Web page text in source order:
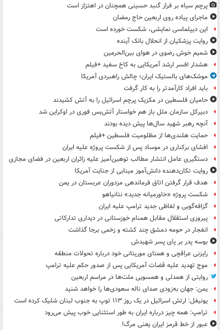
پرچم سیاه بر فراز گنبد حسینی همچنان در اهتزاز است
ماجرای پیاده روی اربعین حاج رمضان
این دیپلماسی نمایشی، شکست خورده است
روایت پزشکیان از انحلال بانک آینده
شمیم خوش رضوی در هوای بین‌الحرمین
هشدار افسر ارشد آمریکایی به کاخ سفید +فیلم
موشک‌های بالستیک ایران؛ چالش راهبردی آمریکا
باید افراد کارآمدتر را به کار گرفت
حامیان فلسطین در مکزیک پرچم اسرائیل را به آتش کشیدند
دبیرکل سازمان ملل باز هم خواستار آتش‌بس فوری در اوکراین شد
آنچه رهبر شهید سال‌ها پیش دیده بودند
حمایت هلندی‌ها از مظلومیت فلسطین +فیلم
افشای برکناری در موساد پس از شکست پروژه علیه ایران
دستگیری عامل انتشار مطالب توهین‌آمیز علیه زائران اربعین در فضای مجازی
روایت تکان‌دهنده دانش‌آموز مینابی از جنایت آمریکا
هدف قرار گرفتن اتاق‌ فرماندهی مزدوران عربستان در یمن
شکست پروژه «خاورمیانه جدید» نتانیاهو
گزافه‌گویی و لفاظی جدید ترامپ علیه ایران
پیروزی استقلال مقابل همنام خوزستانی در دیداری تدارکاتی
انفجار در حومه دمشق چند کشته و زخمی برجا گذاشت
بوسه‌ پدر بر پای پسر شهیدش
رایزنی عراقچی و همتای موریتانی خود درباره تحولات منطقه
موج تهدید علیه قضات آمریکایی پس از صدور حکم علیه ترامپ
روایتی از همدلی و همسویی ملت‌ها در مراسم اربعین
یمن: جهان به‌زودی صدای ناله سعودی‌ها را خواهد شنید
یونیفل: ارتش اسرائیل در یک روز ۱۱۳ توپ به جنوب لبنان شلیک کرده است
ترامپ: همه چیز درباره ایران به طور استثنایی خوب پیش می‌رود
عبور از خط قرمز ایران یعنی مرگ!